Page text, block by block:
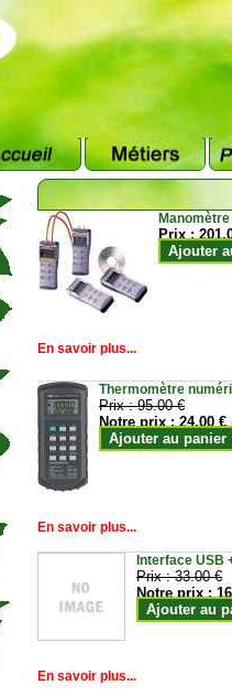
Prix :
Ajouter
En savoir plus...
Thermomètre
Prix :95.00 €
Notre prix :24.00 €
Ajouter au panier
En savoir plus...
Interface USB
Prix :33.00 €
Notre prix :
Ajouter au
En savoir plus...